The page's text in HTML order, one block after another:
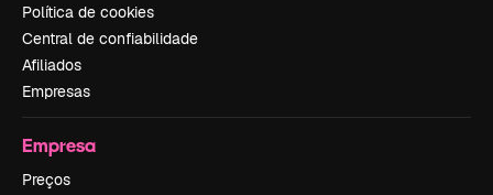
Política de cookies
Central de confiabilidade
Afiliados
Empresas
Empresa
Preços